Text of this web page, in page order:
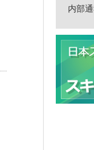
内部